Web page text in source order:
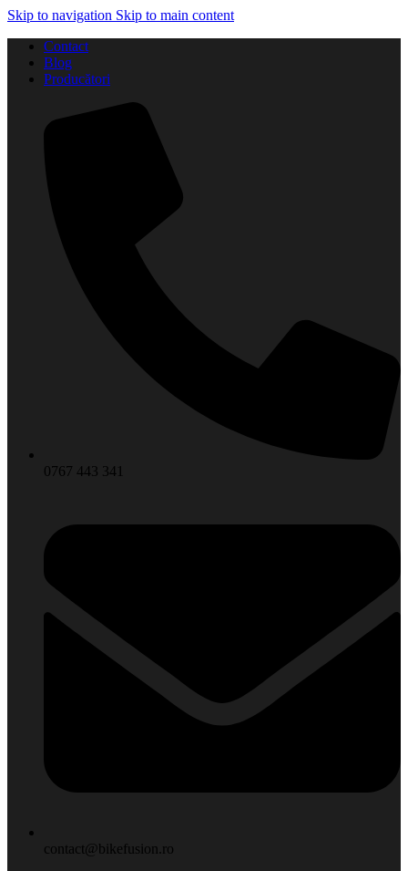
Skip to navigation Skip to main content
Contact
Blog
Producători
0767 443 341
contact@bikefusion.ro